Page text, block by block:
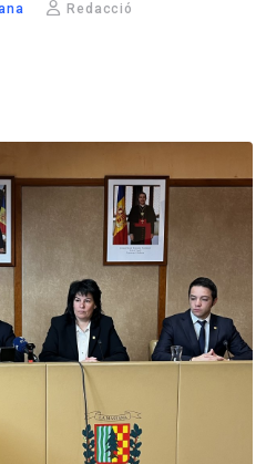
Redacció